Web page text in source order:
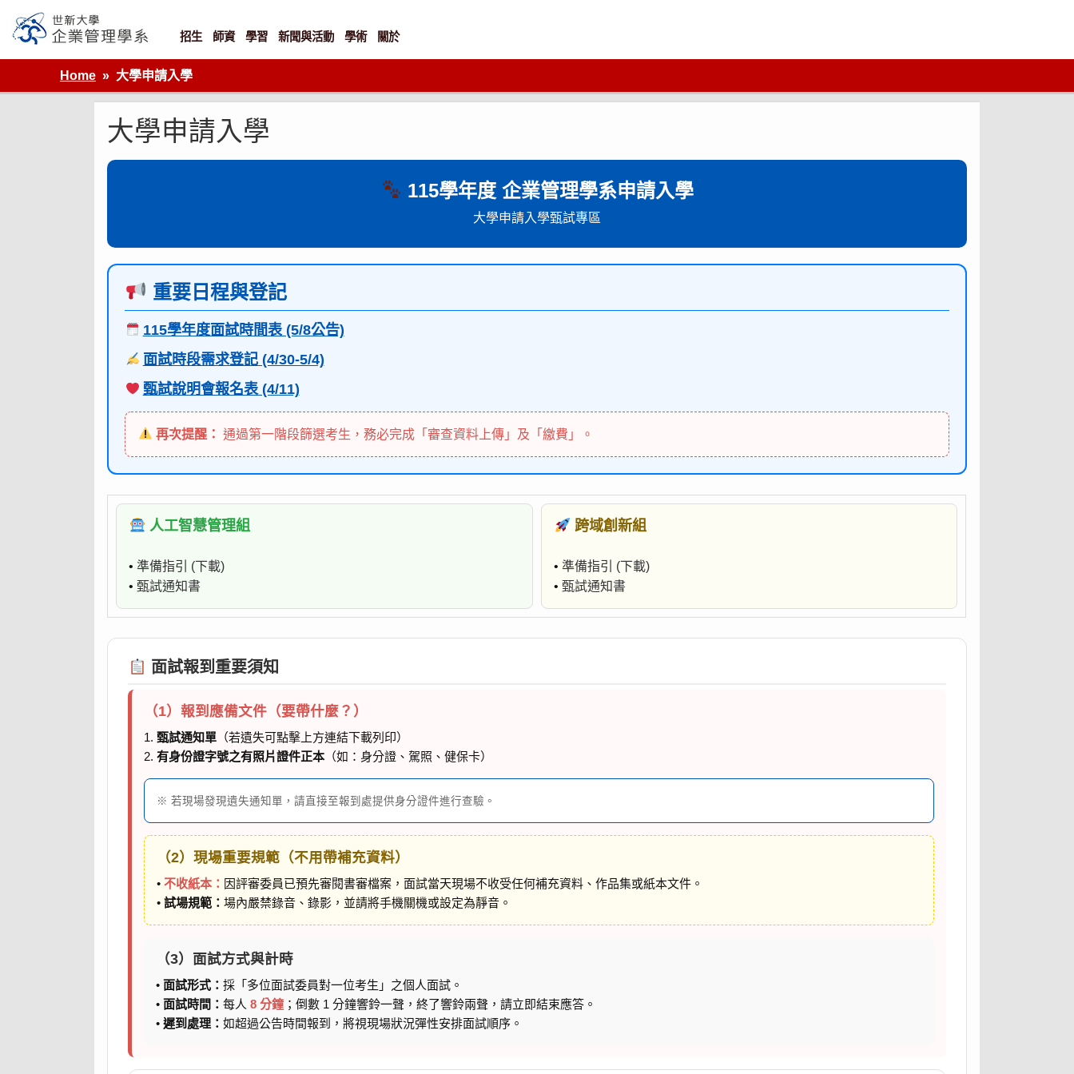
content
世新大學企業管理學系
招生 師資 學習 新聞與活動 學術 關於
Home 大學申請入學
大學申請入學
115學年度 企業管理學系申請入學
大學申請入學甄試專區
重要日程與登記
115學年度面試時間表 (5/8公告)
面試時段需求登記 (4/30-5/4)
甄試說明會報名表 (4/11)
再次提醒： 通過第一階段篩選考生，務必完成「審查資料上傳」及「繳費」。
人工智慧管理組
•準備指引 (下載)
• 甄試通知書
跨域創新組
•準備指引 (下載)
• 甄試通知書
面試報到重要須知
（1）報到應備文件（要帶什麼？）
1.甄試通知單 （若遺失可點擊上方連結下載列印）
2.有身份證字號之有照片證件正本 （如：身分證、駕照、健保卡）
※ 若現場發現遺失通知單，請直接至報到處提供身分證件進行查驗。
（2）現場重要規範（不用帶補充資料）
•不收紙本： 因評審委員已預先審閱書審檔案，面試當天現場不收受任何補充資料、作品集或紙本文件。
•試場規範：場內嚴禁錄音、錄影，並請將手機關機或設定為靜音。
（3）面試方式與計時
•面試形式：採「多位面試委員對一位考生」之個人面試。
•面試時間：每人8 分鐘；倒數 1 分鐘響鈴一聲，終了響鈴兩聲，請立即結束應答。
•遲到處理：如超過公告時間報到，將視現場狀況彈性安排面試順序。